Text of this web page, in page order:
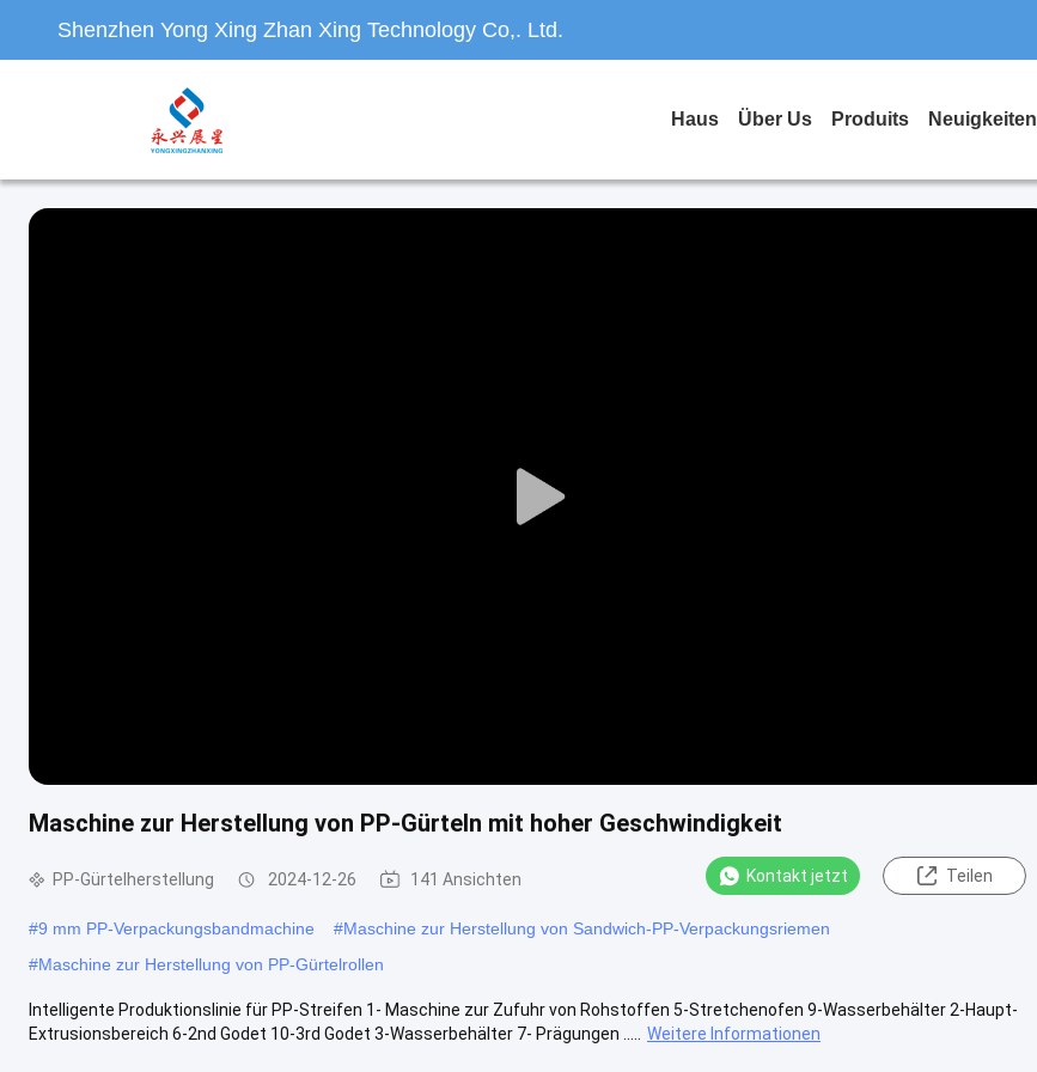
Shenzhen Yong Xing Zhan Xing Technology Co,. Ltd.
Haus Über Us Produits Neuigkeiten
Play
Maschine zur Herstellung von PP-Gürteln mit hoher Geschwindigkeit
PP-Gürtelherstellung 2024-12-26 141 Ansichten Kontakt jetzt Teilen
#9 mm PP-Verpackungsbandmachine #Maschine zur Herstellung von Sandwich-PP-Verpackungsriemen
#Maschine zur Herstellung von PP-Gürtelrollen
Intelligente Produktionslinie für PP-Streifen 1- Maschine zur Zufuhr von Rohstoffen 5-Stretchenofen 9-Wasserbehälter 2-Haupt-
Extrusionsbereich 6-2nd Godet 10-3rd Godet 3-Wasserbehälter 7- Prägungen .....
Weitere Informationen